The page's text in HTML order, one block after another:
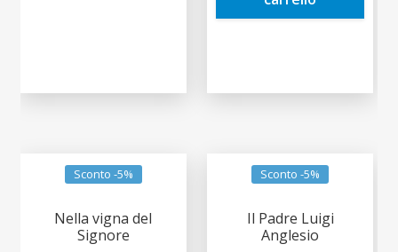
Sconto -5%
Nella vigna del
Signore
Sconto -5%
Il Padre Luigi
Anglesio